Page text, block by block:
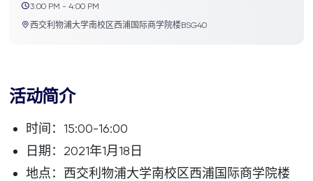
关于我们
3:00 PM - 4:00 PM
西交利物浦大学南校区西浦国际商学院楼BSG40
活动简介
时间：15:00-16:00
日期：2021年1月18日
地点：西交利物浦大学南校区西浦国际商学院楼